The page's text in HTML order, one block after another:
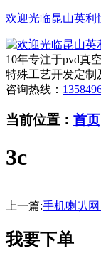
欢迎光临昆山英利
10年专注于pvd真
特殊工艺开发定制
咨询热线：
当前位置： 首页
3c
上一篇:手机喇叭
我要下单